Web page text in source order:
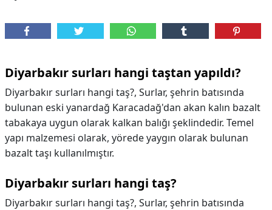
Diyarbakır surları hangi taştan yapıldı?
Diyarbakır surları hangi taş?, Surlar, şehrin batısında
bulunan eski yanardağ Karacadağ'dan akan kalın bazalt
tabakaya uygun olarak kalkan balığı şeklindedir. Temel
yapı malzemesi olarak, yörede yaygın olarak bulunan
bazalt taşı kullanılmıştır.
Diyarbakır surları hangi taş?
Diyarbakır surları hangi taş?, Surlar, şehrin batısında